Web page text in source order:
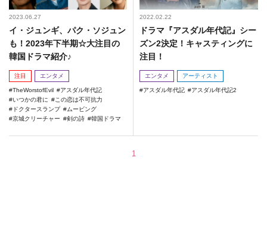
2023.06.27
イ・ジュンギ、パク・ソジュン
も！2023年下半期☆大注目の
韓国ドラマ紹介♪
注目 エンタメ
TheWorstofEvil
アスダル年代記
いつかの君に
この恋は不可抗力
ドクタースランプ
ムービング
京城クリーチャー
剣の詩 韓国ドラマ
2022.02.22
ドラマ『アスダル年代記』シー
ズン2決定！キャスティングに
注目！
エンタメ アーティスト
アスダル年代記 アスダル年代記2
1